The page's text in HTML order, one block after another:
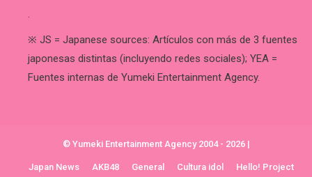
.
※ JS = Japanese sources: Artículos con más de 3 fuentes
japonesas distintas (incluyendo redes sociales); YEA =
Fuentes internas de Yumeki Entertainment Agency.
© Yumeki Entertainment Agency 2004 - 2026 |
Japan News AKB48 General Cultura idol Hello! Project